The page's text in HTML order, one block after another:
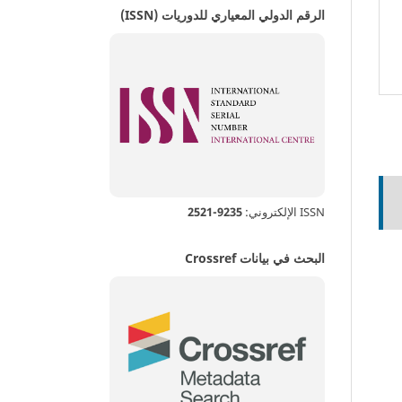
الرقم الدولي المعياري للدوريات (ISSN)
ISSN الإلكتروني: 9235-2521
البحث في بيانات Crossref